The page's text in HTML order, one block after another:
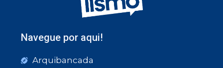
Navegue por aqui!
Arquibancada